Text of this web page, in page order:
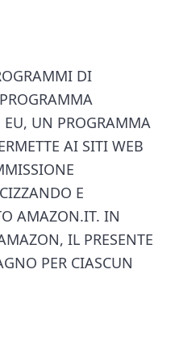
DI
UN PROGRAMMA
AI SITI WEB
E
AMAZON.IT. IN
IL PRESENTE
PER CIASCUN